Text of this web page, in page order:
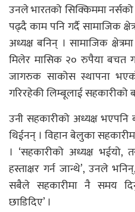
उनले भारतको सिक्किममा
पढ्दै काम पनि गर्दै सामाजिक
अध्यक्ष बनिन् । सामाजिक
मिलेर मासिक २० रुपैया बचत
जागरुक साकोस स्थापना
गरिरहेकी लिम्बूलाई सहकारीको
उनी सहकारीको अध्यक्ष
थिईनन् । विहान बेलुका
। ‘सहकारीको अध्यक्ष
हस्ताक्षर गर्न जान्थे’, उनले
सबैले सहकारीमा नै समय
छाडिदिए’ ।